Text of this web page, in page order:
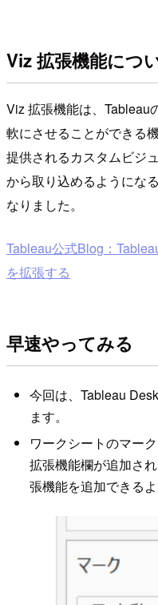
Viz 拡張機能につ
Viz 拡張機能は、Tableau
軟にさせることができる機
提供されるカスタムビジ
から取り込めるようにな
なりました。
Tableau公式Blog：
を拡張する
早速やってみる
今回は、Tableau
ます。
ワークシートのマー
拡張機能欄が追加され
張機能を追加できる